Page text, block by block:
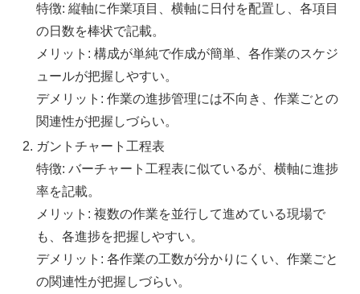
特徴: 縦軸に作業項目、横軸に日付を配置し、各項目
の日数を棒状で記載。
メリット: 構成が単純で作成が簡単、各作業のスケジ
ュールが把握しやすい。
デメリット: 作業の進捗管理には不向き、作業ごとの
関連性が把握しづらい​​。
ガントチャート工程表
特徴: バーチャート工程表に似ているが、横軸に進捗
率を記載。
メリット: 複数の作業を並行して進めている現場で
も、各進捗を把握しやすい。
デメリット: 各作業の工数が分かりにくい、作業ごと
の関連性が把握しづらい​​。